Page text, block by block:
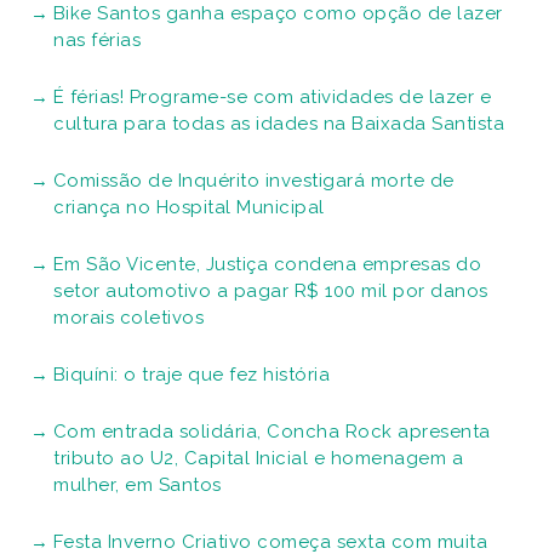
Bike Santos ganha espaço como opção de lazer
nas férias
É férias! Programe-se com atividades de lazer e
cultura para todas as idades na Baixada Santista
Comissão de Inquérito investigará morte de
criança no Hospital Municipal
Em São Vicente, Justiça condena empresas do
setor automotivo a pagar R$ 100 mil por danos
morais coletivos
Biquíni: o traje que fez história
Com entrada solidária, Concha Rock apresenta
tributo ao U2, Capital Inicial e homenagem a
mulher, em Santos
Festa Inverno Criativo começa sexta com muita